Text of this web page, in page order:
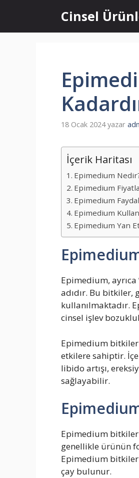
Cinsel
18 Ocak 2024 yazar
İçerik Haritası
Epimedium
Epimedium
Epimedium
Epimedium
Epimedium Yan
Epimedium,
adıdır. Bu bitkiler,
kullanılmaktadır.
cinsel işlev
Epimedium
etkilere sahiptir.
libido artışı,
sağlayabilir.
Epimedium
genellikle ürünün
Epimedium
çay bulunur.